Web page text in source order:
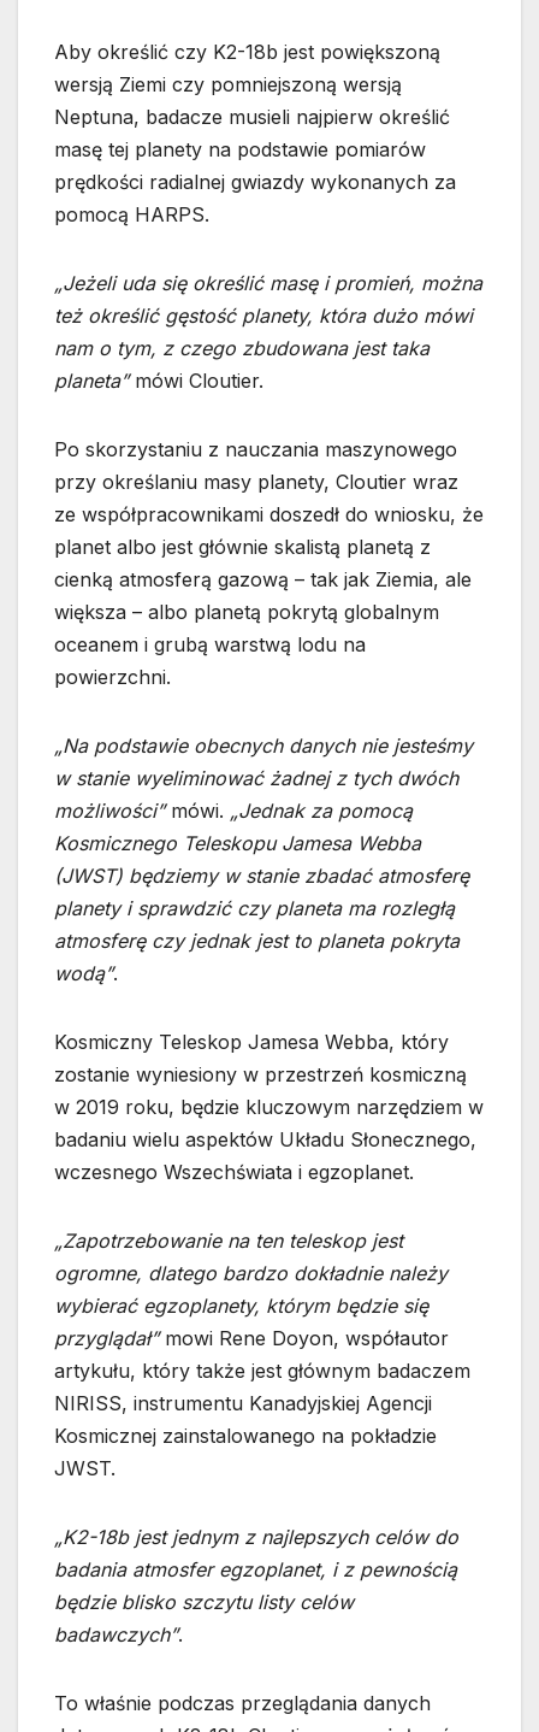
Aby określić czy K2-18b jest powiększoną
wersją Ziemi czy pomniejszoną wersją
Neptuna, badacze musieli najpierw określić
masę tej planety na podstawie pomiarów
prędkości radialnej gwiazdy wykonanych za
pomocą HARPS.
„Jeżeli uda się określić masę i promień, można
też określić gęstość planety, która dużo mówi
nam o tym, z czego zbudowana jest taka
planeta”mówi Cloutier.
Po skorzystaniu z nauczania maszynowego
przy określaniu masy planety, Cloutier wraz
ze współpracownikami doszedł do wniosku, że
planet albo jest głównie skalistą planetą z
cienką atmosferą gazową – tak jak Ziemia, ale
większa – albo planetą pokrytą globalnym
oceanem i grubą warstwą lodu na
powierzchni.
„Na podstawie obecnych danych nie jesteśmy
w stanie wyeliminować żadnej z tych dwóch
możliwości”mówi. „Jednak za pomocą
Kosmicznego Teleskopu Jamesa Webba
(JWST) będziemy w stanie zbadać atmosferę
planety i sprawdzić czy planeta ma rozległą
atmosferę czy jednak jest to planeta pokryta
wodą”.
Kosmiczny Teleskop Jamesa Webba, który
zostanie wyniesiony w przestrzeń kosmiczną
w 2019 roku, będzie kluczowym narzędziem w
badaniu wielu aspektów Układu Słonecznego,
wczesnego Wszechświata i egzoplanet.
„Zapotrzebowanie na ten teleskop jest
ogromne, dlatego bardzo dokładnie należy
wybierać egzoplanety, którym będzie się
przyglądał”mowi Rene Doyon, współautor
artykułu, który także jest głównym badaczem
NIRISS, instrumentu Kanadyjskiej Agencji
Kosmicznej zainstalowanego na pokładzie
JWST.
„K2-18b jest jednym z najlepszych celów do
badania atmosfer egzoplanet, i z pewnością
będzie blisko szczytu listy celów
badawczych”.
To właśnie podczas przeglądania danych